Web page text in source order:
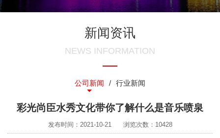
新闻资讯
NEWS INFORMATION
公司新闻 行业新闻
彩光尚臣水秀文化带你了解什么是音乐喷泉
发布时间：2021-10-21 浏览次数：10428